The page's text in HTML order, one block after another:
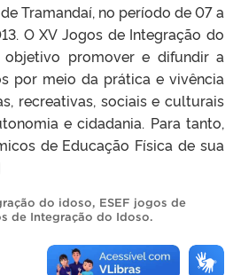
Tramandaí, no período de 07 a
O XV Jogos de Integração do
promover e difundir a
por meio da prática e vivência
recreativas, sociais e culturais
e cidadania. Para tanto,
de Educação Física de sua
do idoso, ESEF jogos de
de Integração do Idoso.